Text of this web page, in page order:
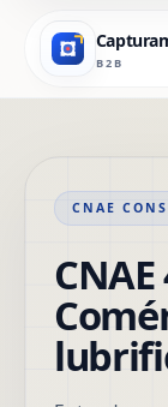
B2B
CNAE